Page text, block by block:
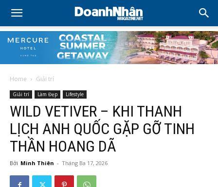
Home Giải trí
Giải trí Làm Đẹp Lifestyle
WILD VETIVER – KHI THANH
LỊCH ANH QUỐC GẶP GỠ TINH
THẦN HOANG DÃ
Bởi Minh Thiên - Tháng Ba 17, 2026